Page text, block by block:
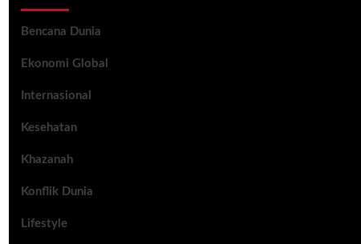
Bencana Dunia
Ekonomi Global
Internasional
Kesehatan
Khazanah
Konflik Dunia
Lifestyle